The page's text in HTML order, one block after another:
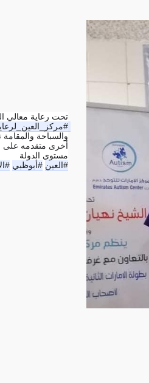
تحت رعاية معالي
مستوى الدولة
#العين #أبوظبي